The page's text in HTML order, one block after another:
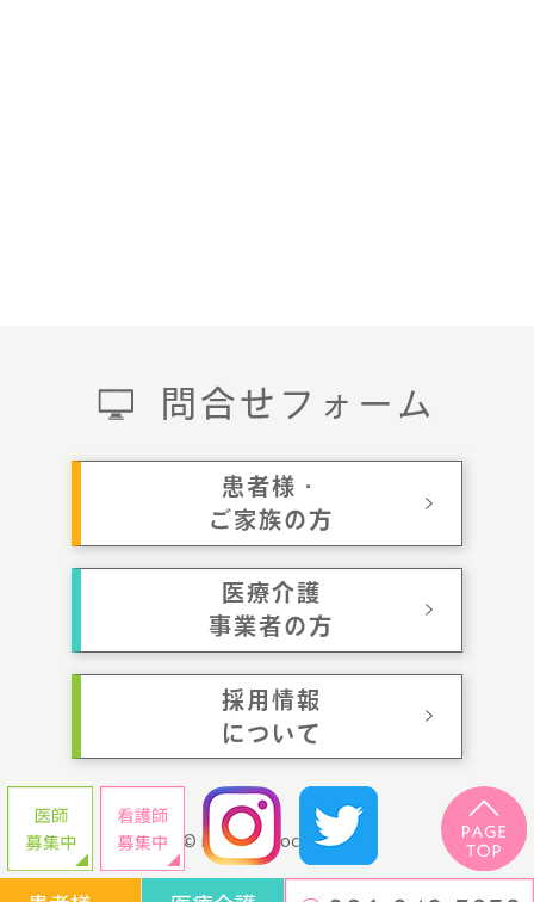
問合せフォーム
患者様・
ご家族の方
医療介護
事業者の方
採用情報
について
© momotaroclinic.jp